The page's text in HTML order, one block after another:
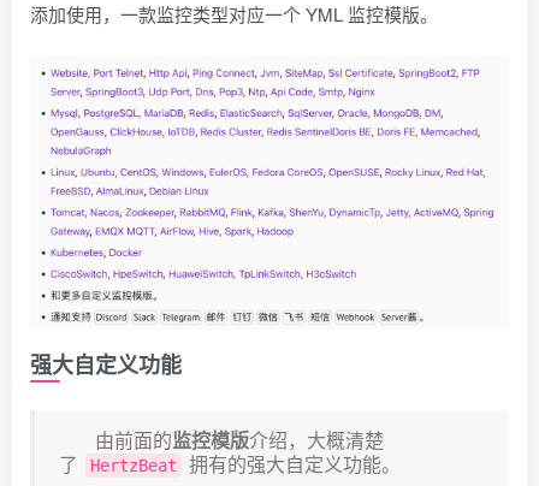
添加使用，一款监控类型对应一个 YML 监控模版。
强大自定义功能
由前面的监控模版介绍，大概清楚
了
HertzBeat
拥有的强大自定义功能。